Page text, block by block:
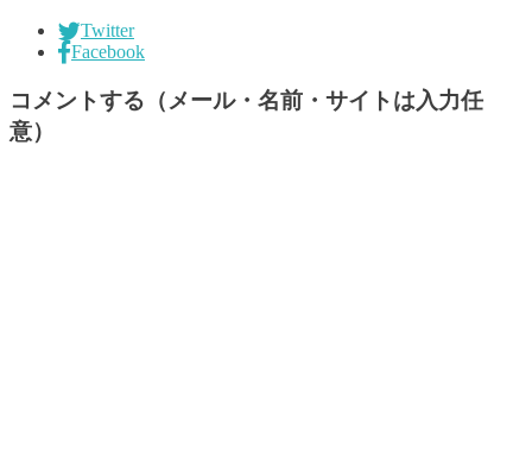
Twitter
Facebook
コメントする（メール・名前・サイトは入力任
意）